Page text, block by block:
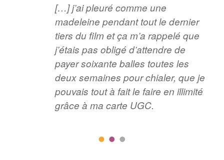
[…] j’ai pleuré comme une
madeleine pendant tout le dernier
tiers du film et ça m’a rappelé que
j’étais pas obligé d’attendre de
payer soixante balles toutes les
deux semaines pour chialer, que je
pouvais tout à fait le faire en illimité
grâce à ma carte UGC.